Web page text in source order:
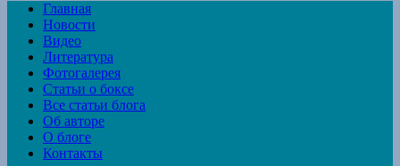
Главная
Новости
Видео
Литература
Фотогалерея
Статьи о боксе
Все статьи блога
Об авторе
О блоге
Контакты